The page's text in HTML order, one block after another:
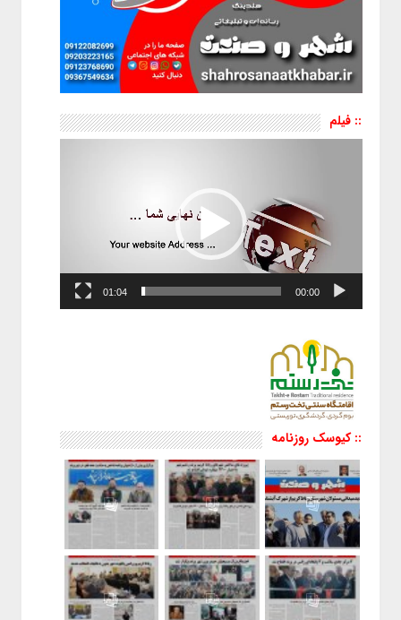
:: فیلم
نمایشگر
00:00
01:04
:: کیوسک روزنامه